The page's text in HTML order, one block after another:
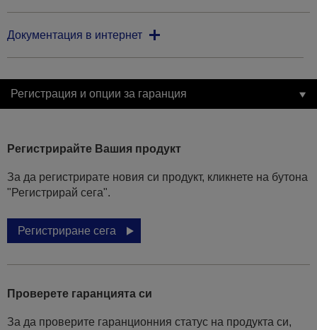
Документация в интернет
Регистрация и опции за гаранция
Регистрирайте Вашия продукт
За да регистрирате новия си продукт, кликнете на бутона
"Регистрирай сега".
Регистриране сега
Проверете гаранцията си
За да проверите гаранционния статус на продукта си,